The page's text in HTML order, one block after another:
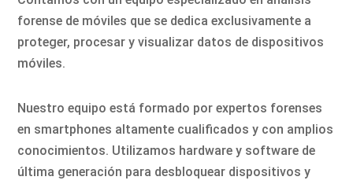
forense de móviles que se dedica exclusivamente a
proteger, procesar y visualizar datos de dispositivos
móviles.
Nuestro equipo está formado por expertos forenses
en smartphones altamente cualificados y con amplios
conocimientos. Utilizamos hardware y software de
última generación para desbloquear dispositivos y